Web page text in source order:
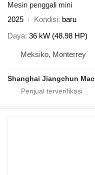
Mesin penggali mini
2025
Kondisi baru
Daya 36 kW (48.98 HP)
Meksiko, Monterrey
Shanghai Jiangchun